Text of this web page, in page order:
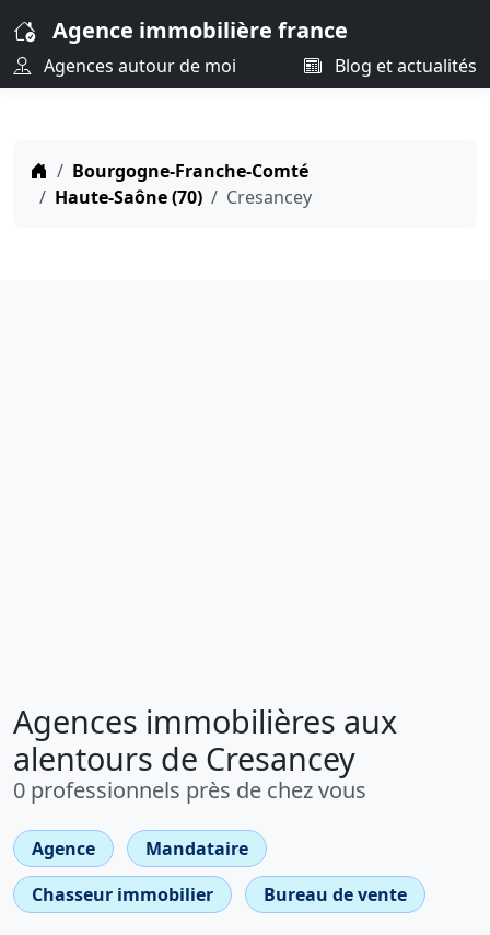
Agence immobilière france
Agences autour de moi Blog et actualités
Bourgogne-Franche-Comté
Haute-Saône (70)
Cresancey
Agences immobilières aux
alentours de Cresancey
0 professionnels près de chez vous
Agence
Mandataire
Chasseur immobilier
Bureau de vente